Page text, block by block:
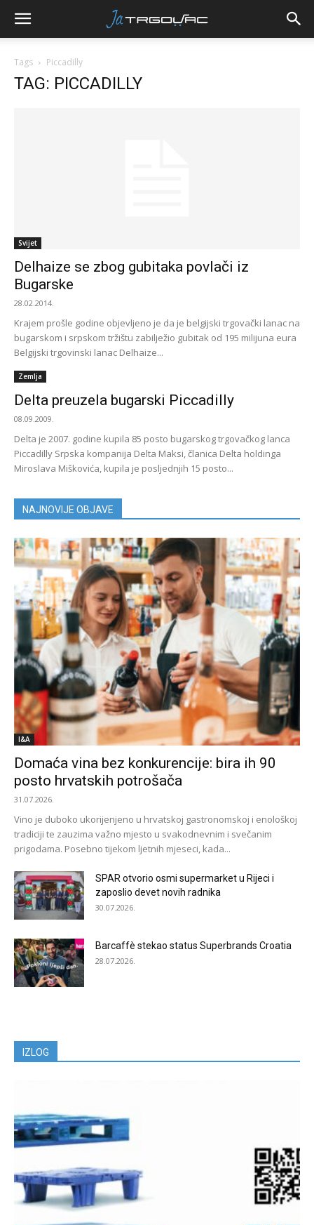
Tags Piccadilly
TAG: PICCADILLY
Svijet
Delhaize se zbog gubitaka povlači iz
Bugarske
28.02.2014.
Krajem prošle godine objevljeno je da je belgijski trgovački lanac na
bugarskom i srpskom tržištu zabilježio gubitak od 195 milijuna eura
Belgijski trgovinski lanac Delhaize...
Zemlja
Delta preuzela bugarski Piccadilly
08.09.2009.
Delta je 2007. godine kupila 85 posto bugarskog trgovačkog lanca
Piccadilly Srpska kompanija Delta Maksi, članica Delta holdinga
Miroslava Miškovića, kupila je posljednjih 15 posto...
NAJNOVIJE OBJAVE
I&A
Domaća vina bez konkurencije: bira ih 90
posto hrvatskih potrošača
31.07.2026.
Vino je duboko ukorijenjeno u hrvatskoj gastronomskoj i enološkoj
tradiciji te zauzima važno mjesto u svakodnevnim i svečanim
prigodama. Posebno tijekom ljetnih mjeseci, kada...
SPAR otvorio osmi supermarket u Rijeci i
zaposlio devet novih radnika
30.07.2026.
Barcaffè stekao status Superbrands Croatia
28.07.2026.
IZLOG